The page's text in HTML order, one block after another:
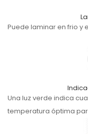
Puede laminar en frio y
Una luz verde indica
temperatura óptima